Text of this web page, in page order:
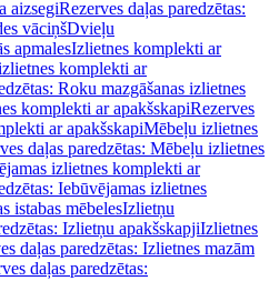
aizsegiRezerves daļas paredzētas:
vāciņšDvieļu
apmalesIzlietnes komplekti ar
komplekti ar
Roku mazgāšanas izlietnes
komplekti ar apakšskapiRezerves
ar apakšskapiMēbeļu izlietnes
daļas paredzētas: Mēbeļu izlietnes
izlietnes komplekti ar
Iebūvējamas izlietnes
istabas mēbelesIzlietņu
Izlietņu apakšskapjiIzlietnes
daļas paredzētas: Izlietnes mazām
daļas paredzētas: